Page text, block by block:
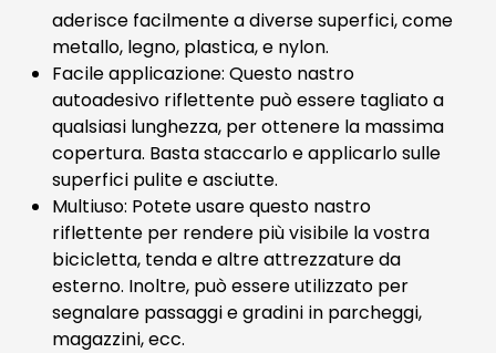
aderisce facilmente a diverse superfici, come
metallo, legno, plastica, e nylon.
Facile applicazione: Questo nastro
autoadesivo riflettente può essere tagliato a
qualsiasi lunghezza, per ottenere la massima
copertura. Basta staccarlo e applicarlo sulle
superfici pulite e asciutte.
Multiuso: Potete usare questo nastro
riflettente per rendere più visibile la vostra
bicicletta, tenda e altre attrezzature da
esterno. Inoltre, può essere utilizzato per
segnalare passaggi e gradini in parcheggi,
magazzini, ecc.